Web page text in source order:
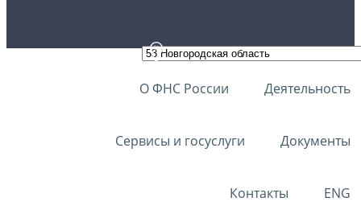
О ФНС России Деятельность
Сервисы и госуслуги Документы
Контакты ENG